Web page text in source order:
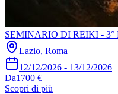
SEMINARIO DI REIKI - 3°
Lazio, Roma
12/12/2026 - 13/12/2026
Da1700 €
Scopri di più